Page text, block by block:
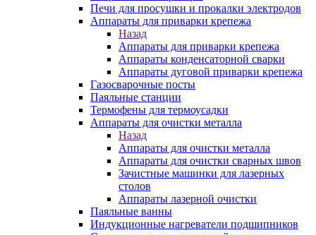
Печи для просушки и прокалки электродов
Аппараты для приварки крепежа
Назад
Аппараты для приварки крепежа
Аппараты конденсаторной сварки
Аппараты дуговой приварки крепежа
Газосварочные посты
Паяльные станции
Термофены для термоусадки
Аппараты для очистки металла
Назад
Аппараты для очистки металла
Аппараты для очистки сварных швов
Зачистные машинки для лазерных
столов
Аппараты лазерной очистки
Паяльные ванны
Индукционные нагреватели подшипников